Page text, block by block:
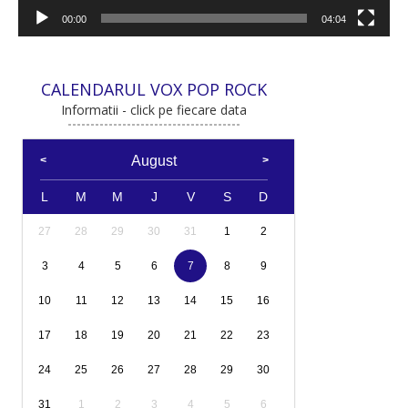
00:00 04:04
CALENDARUL VOX POP ROCK
Informatii - click pe fiecare data
August
L M M J V S D
27 28 29 30 31 1 2
3 4 5 6 7 8 9
10 11 12 13 14 15 16
17 18 19 20 21 22 23
24 25 26 27 28 29 30
31 1 2 3 4 5 6